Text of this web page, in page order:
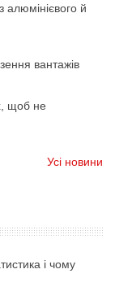
алюмінієвого й
вантажів
щоб не
Усі новини
і чому